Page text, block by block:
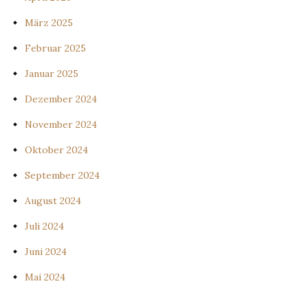
März 2025
Februar 2025
Januar 2025
Dezember 2024
November 2024
Oktober 2024
September 2024
August 2024
Juli 2024
Juni 2024
Mai 2024